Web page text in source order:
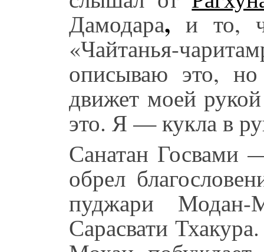
Дамодара, и то,
«Чайтанья-
описываю это, но
движет моей рукой
это. Я — кукла в
Санатан Госвами
обрел
пуджари Модан-
Сарасвати